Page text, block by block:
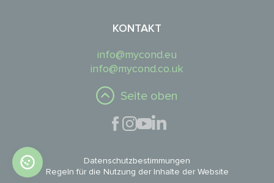
KONTAKT
info@mycond.eu
info@mycond.co.uk
Seite oben
Datenschutzbestimmungen
Regeln für die Nutzung der Inhalte der Website